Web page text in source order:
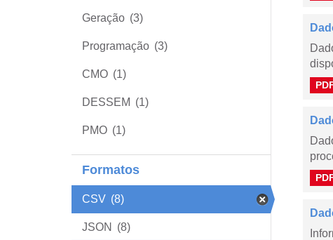
Geração (3)
Programação (3)
CMO (1)
DESSEM (1)
PMO (1)
Formatos
CSV (8)
JSON (8)